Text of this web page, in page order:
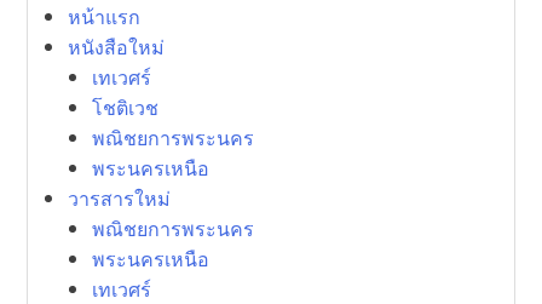
หน้าแรก
หนังสือใหม่
เทเวศร์
โชติเวช
พณิชยการพระนคร
พระนครเหนือ
วารสารใหม่
พณิชยการพระนคร
พระนครเหนือ
เทเวศร์